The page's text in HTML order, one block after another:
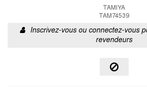
TAMIYA
TAM74539
Inscrivez-vous ou connectez-vous
revendeurs